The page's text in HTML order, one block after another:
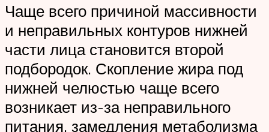
Чаще всего причиной массивности
и неправильных контуров нижней
части лица становится второй
подбородок. Скопление жира под
нижней челюстью чаще всего
возникает из-за неправильного
питания, замедления метаболизма